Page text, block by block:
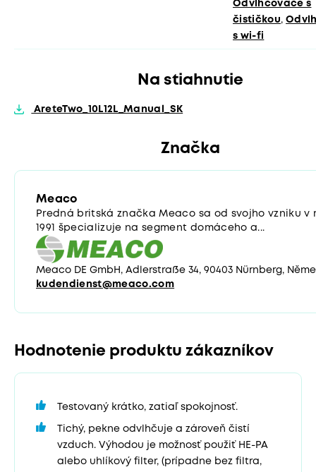
Odvlhčovače s
čističkou,
s wi-fi
Na stiahnutie
AreteTwo_10L12L_Manual_SK
Značka
Meaco
Predná britská značka Meaco sa od svojho vzniku v
1991 špecializuje na segment domáceho a...
Meaco DE GmbH, Adlerstraße 34, 90403 Nürnberg,
kudendienst@meaco.com
Hodnotenie produktu zákazníkov
Testovaný krátko, zatiaľ spokojnosť.
Tichý, pekne odvlhčuje a zároveň čistí
vzduch. Výhodou je možnosť použiť HE-PA
alebo uhlíkový filter, (prípadne bez filtra,